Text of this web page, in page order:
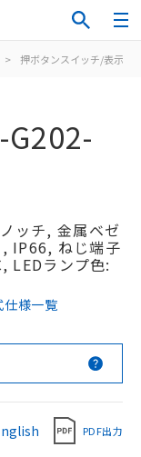
> 押ボタンスイッチ/表示灯
G202-
ッチ, 金属ベゼ
IP66, ねじ端子
LEDランプ色:
仕様一覧
PDF出力